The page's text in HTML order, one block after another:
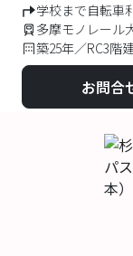
学校まで自転車
多摩モノレール
築25年／RC3階
お問合